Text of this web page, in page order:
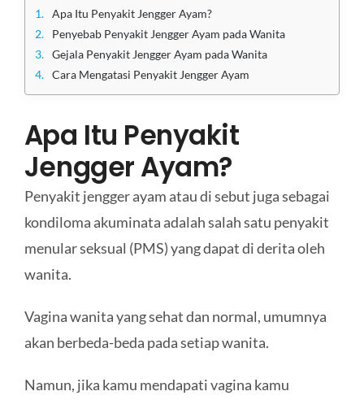
Apa Itu Penyakit Jengger Ayam?
Penyebab Penyakit Jengger Ayam pada Wanita
Gejala Penyakit Jengger Ayam pada Wanita
Cara Mengatasi Penyakit Jengger Ayam
Apa Itu Penyakit
Jengger Ayam?
Penyakit jengger ayam atau di sebut juga sebagai
kondiloma akuminata adalah salah satu penyakit
menular seksual (PMS) yang dapat di derita oleh
wanita.
Vagina wanita yang sehat dan normal, umumnya
akan berbeda-beda pada setiap wanita.
Namun, jika kamu mendapati vagina kamu